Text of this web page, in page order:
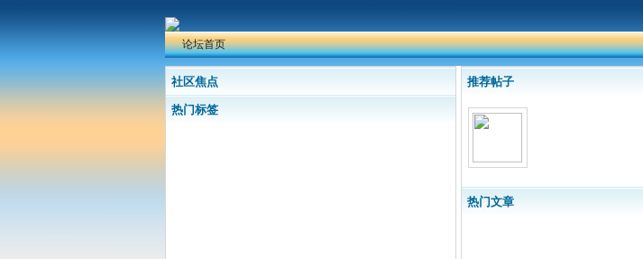
论坛首页
社区焦点
热门标签
推荐帖子
热门文章